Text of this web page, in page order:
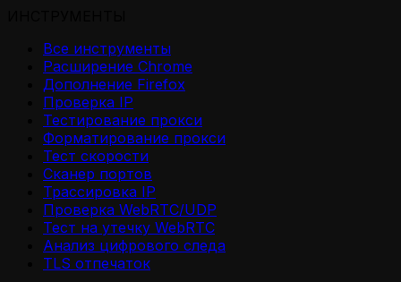
Все инструменты
Расширение Chrome
Дополнение Firefox
Проверка IP
Тестирование прокси
Форматирование прокси
Тест скорости
Сканер портов
Трассировка IP
Проверка WebRTC/UDP
Тест на утечку WebRTC
Анализ цифрового следа
TLS отпечаток